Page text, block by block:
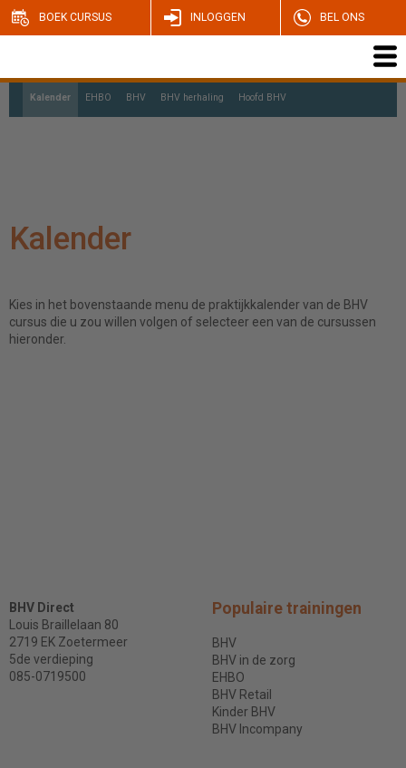
BOEK CURSUS INLOGGEN BEL ONS
Kalender EHBO BHV BHV herhaling Hoofd BHV
Kalender
Kies in het bovenstaande menu de praktijkkalender van de BHV
cursus die u zou willen volgen of selecteer een van de cursussen
hieronder.
BHV Direct
Louis Braillelaan 80
2719 EK Zoetermeer
5de verdieping
085-0719500
Populaire trainingen
BHV
BHV in de zorg
EHBO
BHV Retail
Kinder BHV
BHV Incompany